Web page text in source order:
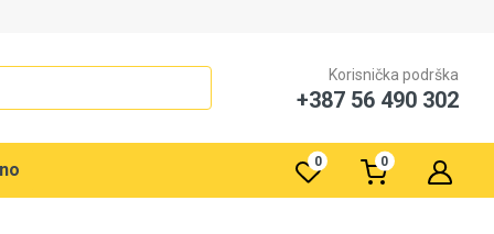
Korisnička podrška
+387 56 490 302
0 0